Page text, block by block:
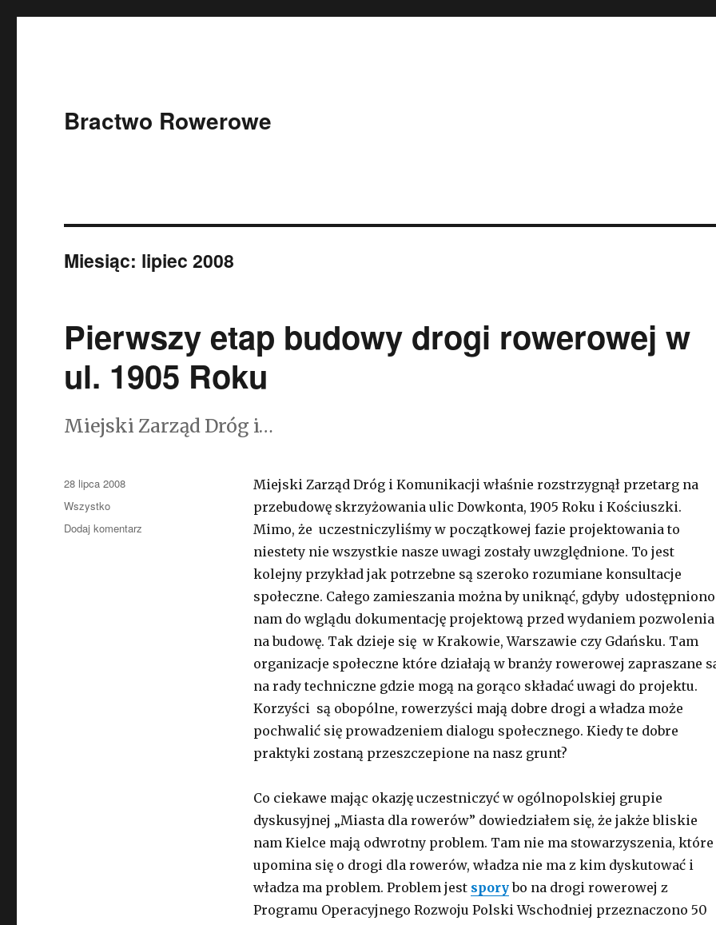
Bractwo Rowerowe
Miesiąc: lipiec 2008
Pierwszy etap budowy drogi rowerowej w
ul. 1905 Roku
Miejski Zarząd Dróg i…
Miejski Zarząd Dróg i Komunikacji właśnie rozstrzygnął przetarg na
przebudowę skrzyżowania ulic Dowkonta, 1905 Roku i Kościuszki.
Mimo, że uczestniczyliśmy w początkowej fazie projektowania to
niestety nie wszystkie nasze uwagi zostały uwzględnione. To jest
kolejny przykład jak potrzebne są szeroko rozumiane konsultacje
społeczne. Całego zamieszania można by uniknąć, gdyby udostępniono
nam do wglądu dokumentację projektową przed wydaniem pozwolenia
na budowę. Tak dzieje się w Krakowie, Warszawie czy Gdańsku. Tam
organizacje społeczne które działają w branży rowerowej zapraszane
na rady techniczne gdzie mogą na gorąco składać uwagi do projektu.
Korzyści są obopólne, rowerzyści mają dobre drogi a władza może
pochwalić się prowadzeniem dialogu społecznego. Kiedy te dobre
praktyki zostaną przeszczepione na nasz grunt?
Co ciekawe mając okazję uczestniczyć w ogólnopolskiej grupie
dyskusyjnej „Miasta dla rowerów” dowiedziałem się, że jakże bliskie
nam Kielce mają odwrotny problem. Tam nie ma stowarzyszenia, które
upomina się o drogi dla rowerów, władza nie ma z kim dyskutować i
władza ma problem. Problem jest sporybo na drogi rowerowej z
Programu Operacyjnego Rozwoju Polski Wschodniej przeznaczono 50
Opublikowano
28 lipca 2008
Kategorie
Wszystko
Dodaj komentarz